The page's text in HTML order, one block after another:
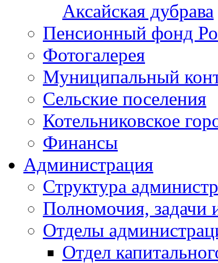
Аксайская дубрава
Пенсионный фонд
Фотогалерея
Муниципальный
Сельские поселения
Котельниковское
Финансы
Администрация
Структура
Полномочия, задачи
Отделы
Отдел